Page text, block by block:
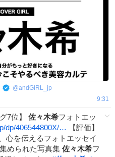
@andGIRL_jp
9:31
7位】 佐々木希フォトエッ
dp/406544800X/…
【評価】
心を伝えるフォトエッセイ
められた写真集 佐々木希フ